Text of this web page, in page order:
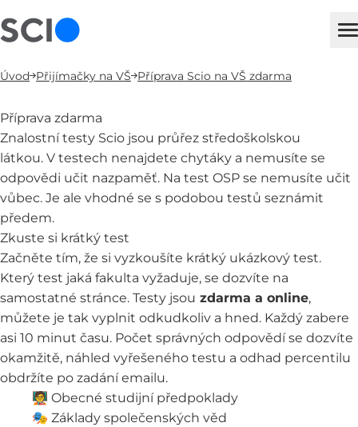
Úvod Přijímačky na VŠ Příprava Scio na VŠ zdarma
Příprava zdarma
Znalostní testy Scio jsou průřez středoškolskou
látkou. V testech nenajdete chytáky a nemusíte se
odpovědi učit nazpaměť. Na test OSP se nemusíte učit
vůbec. Je ale vhodné se s podobou testů seznámit
předem.
Zkuste si krátký test
Začněte tím, že si vyzkoušíte krátký ukázkový test.
Který test jaká fakulta vyžaduje, se dozvíte na
samostatné stránce. Testy jsou zdarma a online,
můžete je tak vyplnit odkudkoliv a hned. Každý zabere
asi 10 minut času. Počet správných odpovědí se dozvíte
okamžitě, náhled vyřešeného testu a odhad percentilu
obdržíte po zadání emailu.
🧑‍🏫 Obecné studijní předpoklady
🎭 Základy společenských věd